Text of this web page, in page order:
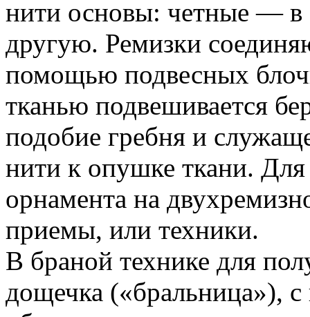
нити основы: четные — в
другую. Ремизки
помощью подвесных
тканью подвешивается
подобие гребня и
нити к опушке ткани.
орнамента на
приемы, или техники.
В браной технике для
дощечка («бральница»),